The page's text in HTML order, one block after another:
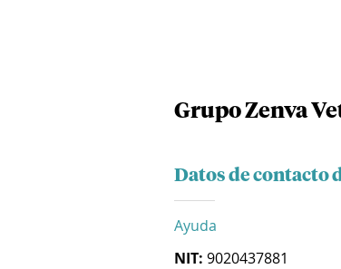
Grupo Zenva
Datos de contacto
Ayuda
NIT: 9020437881